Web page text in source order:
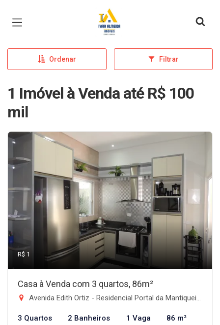
Página inicial
Ordenar Filtrar
1 Imóvel à Venda até R$ 100
mil
R$ 1
Casa à Venda com 3 quartos, 86m²
Avenida Edith Ortiz - Residencial Portal da Mantiqueira, Taubaté-SP
3 Quartos 2 Banheiros 1 Vaga 86 m²